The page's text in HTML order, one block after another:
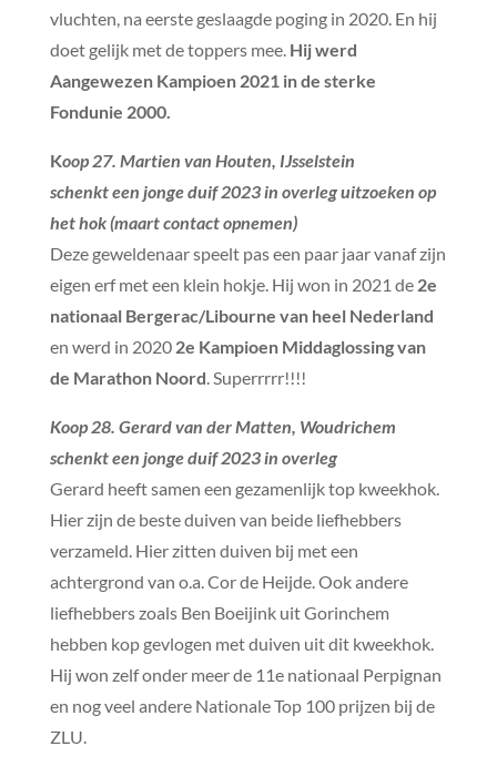
vluchten, na eerste geslaagde poging in 2020. En hij
doet gelijk met de toppers mee. Hij werd
Aangewezen Kampioen 2021 in de sterke
Fondunie 2000.
Koop 27. Martien van Houten, IJsselstein
schenkt een jonge duif 2023 in overleg uitzoeken op
het hok (maart contact opnemen)
Deze geweldenaar speelt pas een paar jaar vanaf zijn
eigen erf met een klein hokje. Hij won in 2021 de 2e
nationaal Bergerac/Libourne van heel Nederland
en werd in 2020 2e Kampioen Middaglossing van
de Marathon Noord. Superrrrr!!!!
Koop 28. Gerard van der Matten, Woudrichem
schenkt een jonge duif 2023 in overleg
Gerard heeft samen een gezamenlijk top kweekhok.
Hier zijn de beste duiven van beide liefhebbers
verzameld. Hier zitten duiven bij met een
achtergrond van o.a. Cor de Heijde. Ook andere
liefhebbers zoals Ben Boeijink uit Gorinchem
hebben kop gevlogen met duiven uit dit kweekhok.
Hij won zelf onder meer de 11e nationaal Perpignan
en nog veel andere Nationale Top 100 prijzen bij de
ZLU.